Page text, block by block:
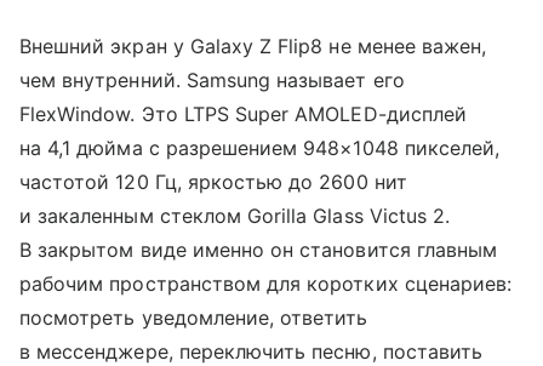
Внешний экран у Galaxy Z Flip8 не менее важен,
чем внутренний. Samsung называет его
FlexWindow. Это LTPS Super AMOLED-дисплей
на 4,1 дюйма с разрешением 948×1048 пикселей,
частотой 120 Гц, яркостью до 2600 нит
и закаленным стеклом Gorilla Glass Victus 2.
В закрытом виде именно он становится главным
рабочим пространством для коротких сценариев:
посмотреть уведомление, ответить
в мессенджере, переключить песню, поставить